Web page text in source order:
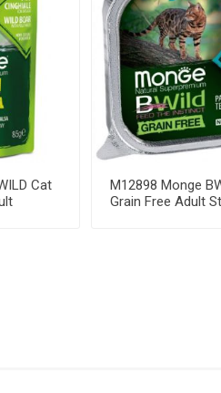
Cat
M12898 Monge
Grain Free Adult